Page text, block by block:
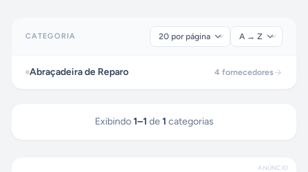
CATEGORIA
Abraçadeira de Reparo 4 fornecedores
Exibindo 1–1 de 1 categorias
ANÚNCIO